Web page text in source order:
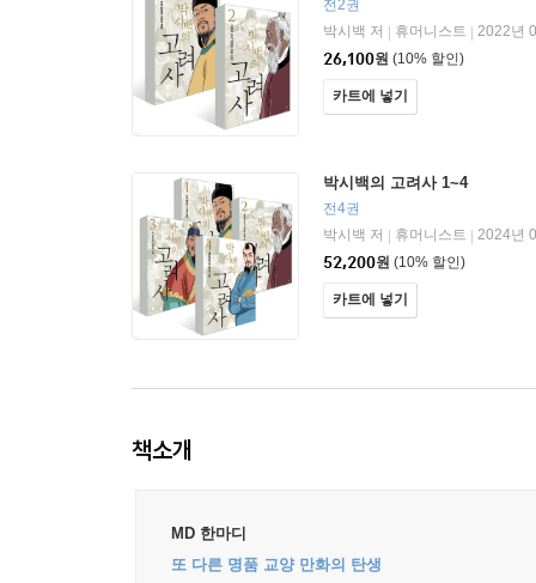
전2권
박시백 저
휴머니스트
2022년
26,100원 (10% 할인)
카트에 넣기
박시백의 고려사 1~4
전4권
박시백 저
휴머니스트
2024년
52,200원 (10% 할인)
카트에 넣기
책소개
MD 한마디
또 다른 명품 교양 만화의 탄생